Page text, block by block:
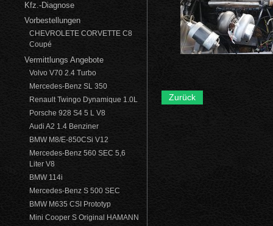
Kfz.-Diagnose
Vorbestellungen
CHEVROLETE CORVETTE C8
Coupé
Vermittlungs Angebote
Volvo V70 2.4 Turbo
Mercedes-Benz SL 350
Renault Twingo Dynamique 1.0L
Porsche 928 S4 5 L V8
Audi A2 1.4 Benziner
BMW M8/E-850CSi V12
Mercedes-Benz 560 SEC 5,6
Liter V8
BMW 114i
Mercedes-Benz S 500 SEC
BMW M635 CSI Prototyp
Mini Cooper S Original HAMANN
Zurück